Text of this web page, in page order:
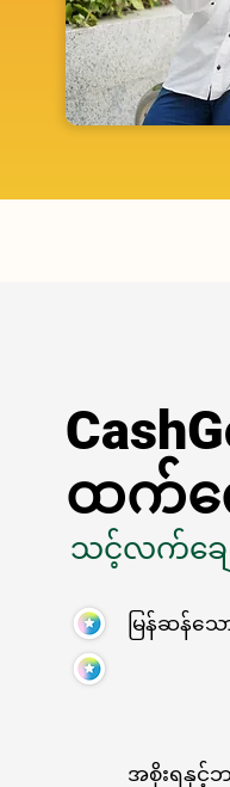
ထက်က
သင့်လက်ချေ
မြန်ဆန်သေ
အစိုးရနှင့်